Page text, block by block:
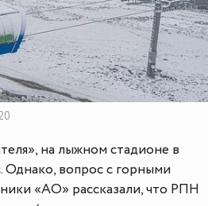
на лыжном стадионе в
Однако, вопрос с горными
«АО» рассказали, что РПН